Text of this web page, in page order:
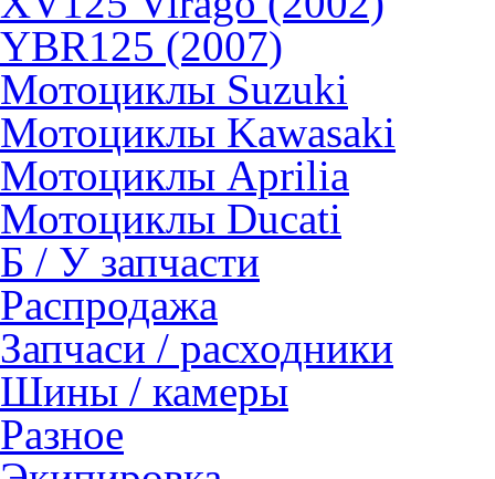
YBR125 (2007)
Мотоциклы Suzuki
Мотоциклы Kawasaki
Мотоциклы Aprilia
Мотоциклы Ducati
Б / У запчасти
Распродажа
Запчаси / расходники
Шины / камеры
Разное